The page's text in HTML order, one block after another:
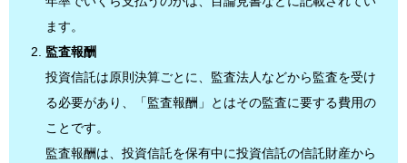
ます。
監査報酬
投資信託は原則決算ごとに、監査法人などから監査を受け
る必要があり、「監査報酬」とはその監査に要する費用の
ことです。
監査報酬は、投資信託を保有中に投資信託の信託財産から